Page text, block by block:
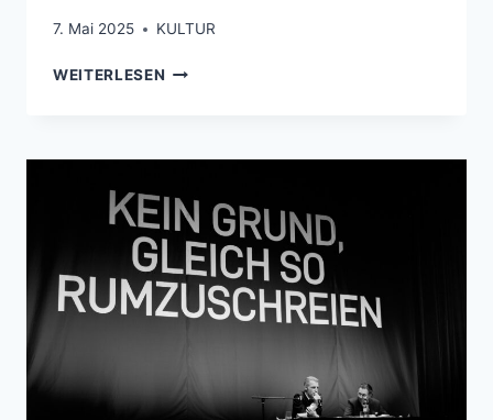
7. Mai 2025 KULTUR
WEITERLESEN OMR